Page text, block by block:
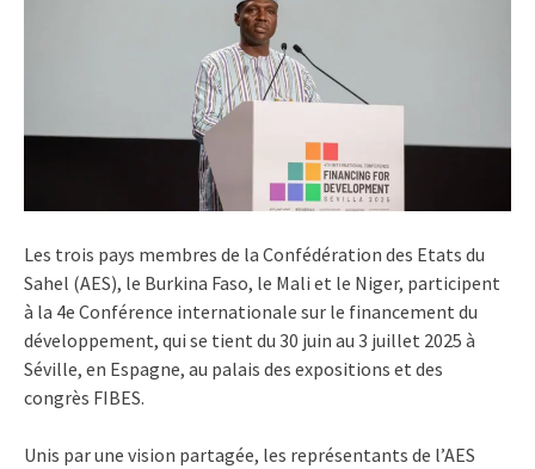
Les trois pays membres de la Confédération des Etats du
Sahel (AES), le Burkina Faso, le Mali et le Niger, participent
à la 4e Conférence internationale sur le financement du
développement, qui se tient du 30 juin au 3 juillet 2025 à
Séville, en Espagne, au palais des expositions et des
congrès FIBES.
Unis par une vision partagée, les représentants de l’AES